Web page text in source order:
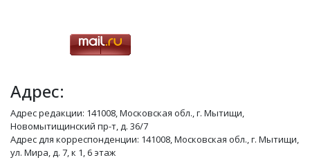
Адрес:
Адрес редакции: 141008, Московская обл., г. Мытищи,
Новомытищинский пр-т, д. 36/7
Адрес для корреспонденции: 141008, Московская обл., г. Мытищи,
ул. Мира, д. 7, к 1, 6 этаж